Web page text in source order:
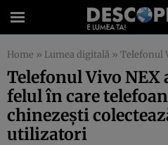
Home » Lumea digitală » Telefonul Vivo NEX a scos
Telefonul Vivo NEX
felul în care
chinezeşti
utilizatori